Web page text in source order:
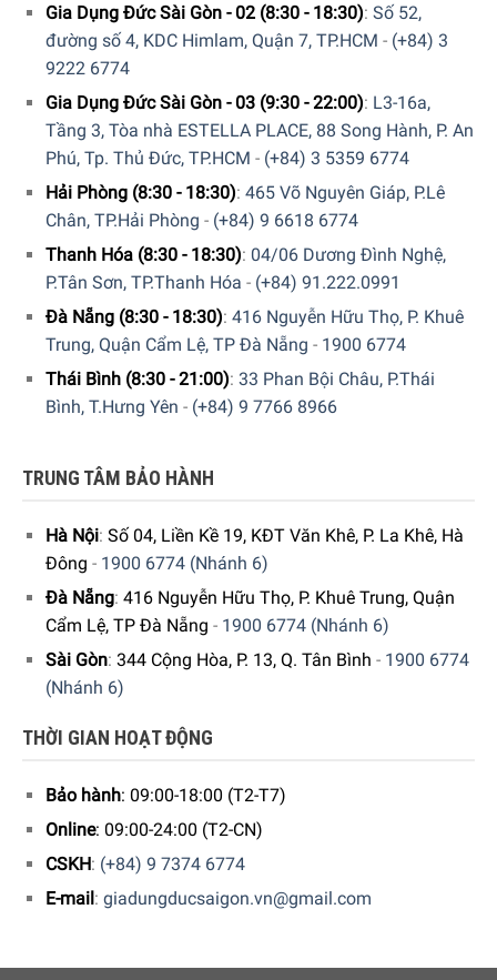
Gia Dụng Đức Sài Gòn - 02 (8:30 - 18:30): Số 52,
đường số 4, KDC Himlam, Quận 7, TP.HCM - (+84) 3
9222 6774
Gia Dụng Đức Sài Gòn - 03 (9:30 - 22:00): L3-16a,
Tầng 3, Tòa nhà ESTELLA PLACE, 88 Song Hành, P. An
Phú, Tp. Thủ Đức, TP.HCM - (+84) 3 5359 6774
Hải Phòng (8:30 - 18:30): 465 Võ Nguyên Giáp, P.Lê
Chân, TP.Hải Phòng - (+84) 9 6618 6774
Thanh Hóa (8:30 - 18:30): 04/06 Dương Đình Nghệ,
P.Tân Sơn, TP.Thanh Hóa - (+84) 91.222.0991
Đà Nẵng (8:30 - 18:30): 416 Nguyễn Hữu Thọ, P. Khuê
Trung, Quận Cẩm Lệ, TP Đà Nẵng - 1900 6774
Thái Bình (8:30 - 21:00): 33 Phan Bội Châu, P.Thái
Bình, T.Hưng Yên - (+84) 9 7766 8966
TRUNG TÂM BẢO HÀNH
Hà Nội: Số 04, Liền Kề 19, KĐT Văn Khê, P. La Khê, Hà
Đông - 1900 6774 (Nhánh 6)
Đà Nẵng: 416 Nguyễn Hữu Thọ, P. Khuê Trung, Quận
Cẩm Lệ, TP Đà Nẵng - 1900 6774 (Nhánh 6)
Sài Gòn: 344 Cộng Hòa, P. 13, Q. Tân Bình - 1900 6774
(Nhánh 6)
THỜI GIAN HOẠT ĐỘNG
Bảo hành: 09:00-18:00 (T2-T7)
Online: 09:00-24:00 (T2-CN)
CSKH: (+84) 9 7374 6774
E-mail: giadungducsaigon.vn@gmail.com